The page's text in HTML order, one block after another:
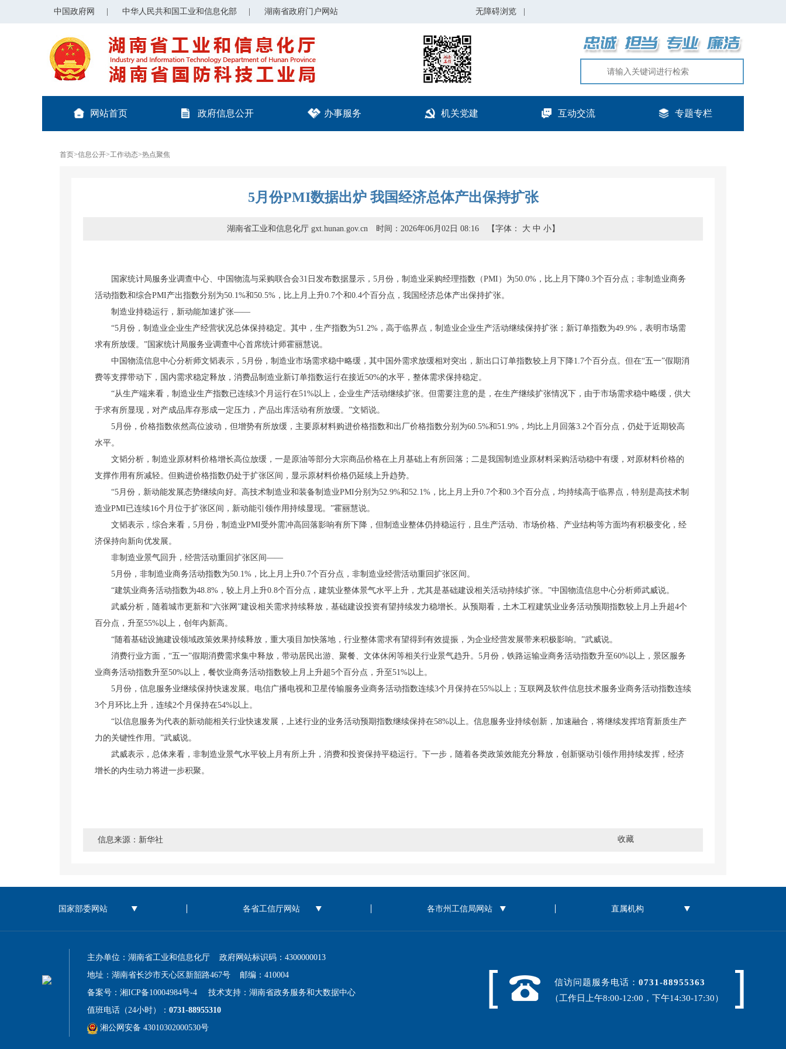
中国政府网 中华人民共和国工业和信息化部 湖南省政府门户网站 无障碍浏览
网站首页 政府信息公开 办事服务 机关党建 互动交流 专题专栏
首页>信息公开>工作动态>热点聚焦
5月份PMI数据出炉 我国经济总体产出保持扩张
湖南省工业和信息化厅 gxt.hunan.gov.cn 时间：2026年06月02日 08:16 【字体： 大 中 小】
国家统计局服务业调查中心、中国物流与采购联合会31日发布数据显示，5月份，制造业采购经理指数（PMI）为50.0%，比上月下降0.3个百分点；非制造业商务
活动指数和综合PMI产出指数分别为50.1%和50.5%，比上月上升0.7个和0.4个百分点，我国经济总体产出保持扩张。
制造业持稳运行，新动能加速扩张——
“5月份，制造业企业生产经营状况总体保持稳定。其中，生产指数为51.2%，高于临界点，制造业企业生产活动继续保持扩张；新订单指数为49.9%，表明市场需
求有所放缓。”国家统计局服务业调查中心首席统计师霍丽慧说。
中国物流信息中心分析师文韬表示，5月份，制造业市场需求稳中略缓，其中国外需求放缓相对突出，新出口订单指数较上月下降1.7个百分点。但在“五一”假期消
费等支撑带动下，国内需求稳定释放，消费品制造业新订单指数运行在接近50%的水平，整体需求保持稳定。
“从生产端来看，制造业生产指数已连续3个月运行在51%以上，企业生产活动继续扩张。但需要注意的是，在生产继续扩张情况下，由于市场需求稳中略缓，供大
于求有所显现，对产成品库存形成一定压力，产品出库活动有所放缓。”文韬说。
5月份，价格指数依然高位波动，但增势有所放缓，主要原材料购进价格指数和出厂价格指数分别为60.5%和51.9%，均比上月回落3.2个百分点，仍处于近期较高
水平。
文韬分析，制造业原材料价格增长高位放缓，一是原油等部分大宗商品价格在上月基础上有所回落；二是我国制造业原材料采购活动稳中有缓，对原材料价格的
支撑作用有所减轻。但购进价格指数仍处于扩张区间，显示原材料价格仍延续上升趋势。
“5月份，新动能发展态势继续向好。高技术制造业和装备制造业PMI分别为52.9%和52.1%，比上月上升0.7个和0.3个百分点，均持续高于临界点，特别是高技术制
造业PMI已连续16个月位于扩张区间，新动能引领作用持续显现。”霍丽慧说。
文韬表示，综合来看，5月份，制造业PMI受外需冲高回落影响有所下降，但制造业整体仍持稳运行，且生产活动、市场价格、产业结构等方面均有积极变化，经
济保持向新向优发展。
非制造业景气回升，经营活动重回扩张区间——
5月份，非制造业商务活动指数为50.1%，比上月上升0.7个百分点，非制造业经营活动重回扩张区间。
“建筑业商务活动指数为48.8%，较上月上升0.8个百分点，建筑业整体景气水平上升，尤其是基础建设相关活动持续扩张。”中国物流信息中心分析师武威说。
武威分析，随着城市更新和“六张网”建设相关需求持续释放，基础建设投资有望持续发力稳增长。从预期看，土木工程建筑业业务活动预期指数较上月上升超4个
百分点，升至55%以上，创年内新高。
“随着基础设施建设领域政策效果持续释放，重大项目加快落地，行业整体需求有望得到有效提振，为企业经营发展带来积极影响。”武威说。
消费行业方面，“五一”假期消费需求集中释放，带动居民出游、聚餐、文体休闲等相关行业景气趋升。5月份，铁路运输业商务活动指数升至60%以上，景区服务
业商务活动指数升至50%以上，餐饮业商务活动指数较上月上升超5个百分点，升至51%以上。
5月份，信息服务业继续保持快速发展。电信广播电视和卫星传输服务业商务活动指数连续3个月保持在55%以上；互联网及软件信息技术服务业商务活动指数连续
3个月环比上升，连续2个月保持在54%以上。
“以信息服务为代表的新动能相关行业快速发展，上述行业的业务活动预期指数继续保持在58%以上。信息服务业持续创新，加速融合，将继续发挥培育新质生产
力的关键性作用。”武威说。
武威表示，总体来看，非制造业景气水平较上月有所上升，消费和投资保持平稳运行。下一步，随着各类政策效能充分释放，创新驱动引领作用持续发挥，经济
增长的内生动力将进一步积聚。
信息来源：新华社 收藏
主办单位：湖南省工业和信息化厅 政府网站标识码：4300000013
地址：湖南省长沙市天心区新韶路467号 邮编：410004
备案号：湘ICP备10004984号-4
技术支持：湖南省政务服务和大数据中心
值班电话（24小时）： 0731-88955310
湘公网安备 43010302000530号
信访问题服务电话： 0731-88955363
（工作日上午8:00-12:00，下午14:30-17:30）